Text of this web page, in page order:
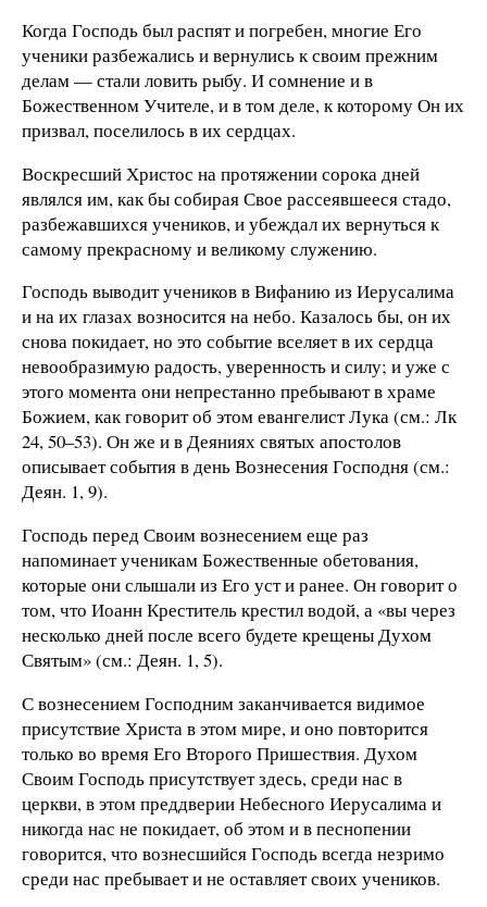
Когда Господь был распят и погребен, многие Его
ученики разбежались и вернулись к своим прежним
делам — стали ловить рыбу. И сомнение и в
Божественном Учителе, и в том деле, к которому Он их
призвал, поселилось в их сердцах.
Воскресший Христос на протяжении сорока дней
являлся им, как бы собирая Свое рассеявшееся стадо,
разбежавшихся учеников, и убеждал их вернуться к
самому прекрасному и великому служению.
Господь выводит учеников в Вифанию из Иерусалима
и на их глазах возносится на небо. Казалось бы, он их
снова покидает, но это событие вселяет в их сердца
невообразимую радость, уверенность и силу; и уже с
этого момента они непрестанно пребывают в храме
Божием, как говорит об этом евангелист Лука (см.: Лк
24, 50–53). Он же и в Деяниях святых апостолов
описывает события в день Вознесения Господня (см.:
Деян. 1, 9).
Господь перед Своим вознесением еще раз
напоминает ученикам Божественные обетования,
которые они слышали из Его уст и ранее. Он говорит о
том, что Иоанн Креститель крестил водой, а «вы через
несколько дней после всего будете крещены Духом
Святым» (см.: Деян. 1, 5).
С вознесением Господним заканчивается видимое
присутствие Христа в этом мире, и оно повторится
только во время Его Второго Пришествия. Духом
Своим Господь присутствует здесь, среди нас в
церкви, в этом преддверии Небесного Иерусалима и
никогда нас не покидает, об этом и в песнопении
говорится, что вознесшийся Господь всегда незримо
среди нас пребывает и не оставляет своих учеников.